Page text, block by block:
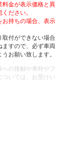
金が表示価格と異
ださい。
持ちの場合、表示
付ができない場合
ますので、必ず車両
お願い致します。
の接触や車枠やフ
ついては、お受けい